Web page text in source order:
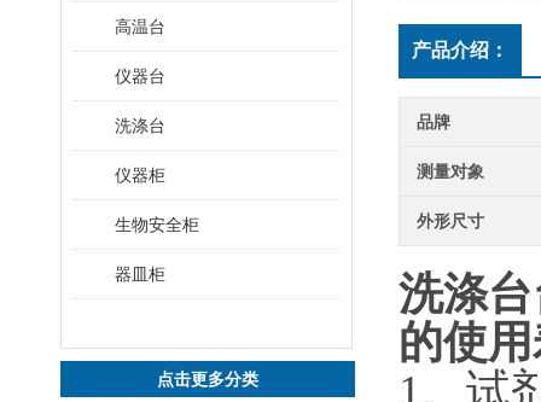
高温台
仪器台
洗涤台
仪器柜
生物安全柜
器皿柜
点击更多分类
产品介绍：
品牌
测量对象
外形尺寸
洗涤
的使
1、试